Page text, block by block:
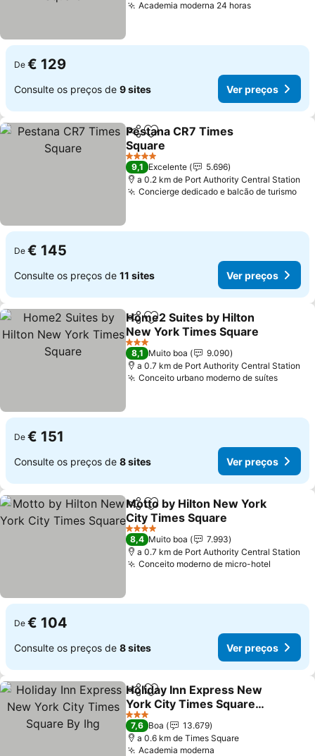
Academia moderna 24 horas
De € 129
Consulte os preços de 9 sites Ver preços
PartilharAdicionar aos favoritos
Pestana CR7 Times
Square
4 Estrelas
9,1 Excelente
5.696
a 0.2 km de Port Authority Central Station
Concierge dedicado e balcão de turismo
De € 145
Consulte os preços de 11 sites Ver preços
PartilharAdicionar aos favoritos
Home2 Suites by Hilton
New York Times Square
3 Estrelas
8,1 Muito boa
9.090
a 0.7 km de Port Authority Central Station
Conceito urbano moderno de suítes
De € 151
Consulte os preços de 8 sites Ver preços
PartilharAdicionar aos favoritos
Motto by Hilton New York
City Times Square
4 Estrelas
8,4 Muito boa
7.993
a 0.7 km de Port Authority Central Station
Conceito moderno de micro-hotel
De € 104
Consulte os preços de 8 sites Ver preços
PartilharAdicionar aos favoritos
Holiday Inn Express New
York City Times Square
By Ihg
3 Estrelas
7,6 Boa
13.679
a 0.6 km de Times Square
Academia moderna